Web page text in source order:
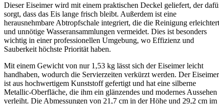
Dieser Eiseimer wird mit einem praktischen Deckel geliefert, der
sorgt, dass das Eis lange frisch bleibt. Außerdem ist eine
herausnehmbare Abtropfschale integriert, die die Reinigung erleichtert
und unnötige Wasseransammlungen vermeidet. Dies ist besonders
wichtig in einer professionellen Umgebung, wo Effizienz und
Sauberkeit höchste Priorität haben.
Mit einem Gewicht von nur 1,53 kg lässt sich der Eiseimer leicht
handhaben, wodurch die Servierzeiten verkürzt werden. Der Eiseimer
ist aus hochwertigem Kunststoff gefertigt und hat eine silberne
Metallic-Oberfläche, die ihm ein glänzendes und modernes Aussehen
verleiht. Die Abmessungen von 21,7 cm in der Höhe und 29,2 cm im